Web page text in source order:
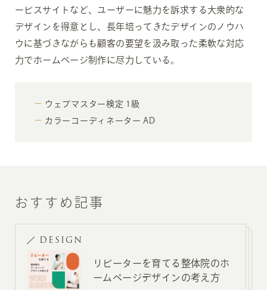
ービスサイトなど、ユーザーに魅力を訴求する大衆的な
デザインを得意とし、長年培ってきたデザインのノウハ
ウに基づきながらも顧客の要望を汲み取った柔軟な対応
力でホームページ制作に尽力している。
ウェブマスター検定 1級
カラーコーディネーター AD
おすすめ記事
DESIGN
リピーターを育てる整体院のホ
ームページデザインの考え方